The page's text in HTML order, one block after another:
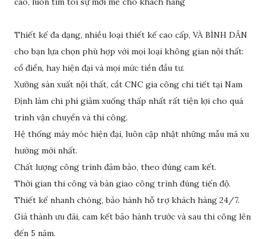
Thiết kế đa dạng, nhiều loại thiết kế cao cấp, VÀ BÌNH DÂN
cho bạn lựa chọn phù hợp với mọi loại không gian nội thất:
cổ điển, hay hiện đại và mọi mức tiền đầu tư.
Xưởng sàn xuất nội thất, cắt CNC gia công chi tiết tại Nam
Định làm chi phí giảm xuống thấp nhất rất tiện lợi cho quá
trình vận chuyển và thi công.
Hệ thống máy móc hiện đại, luôn cập nhật những mẫu mã xu
hướng mới nhất.
Chất lượng công trình đảm bảo, theo đúng cam kết.
Thời gian thi công và bàn giao công trình đúng tiến độ.
Thiết kế nhanh chóng, bảo hành hỗ trợ khách hàng 24/7.
Giá thành ưu đãi, cam kết bảo hành trước và sau thi công lên
đến 5 năm.